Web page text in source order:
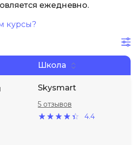
ежедневно.
курсы?
Школа
Skysmart
4.4
5 отзывов
языки